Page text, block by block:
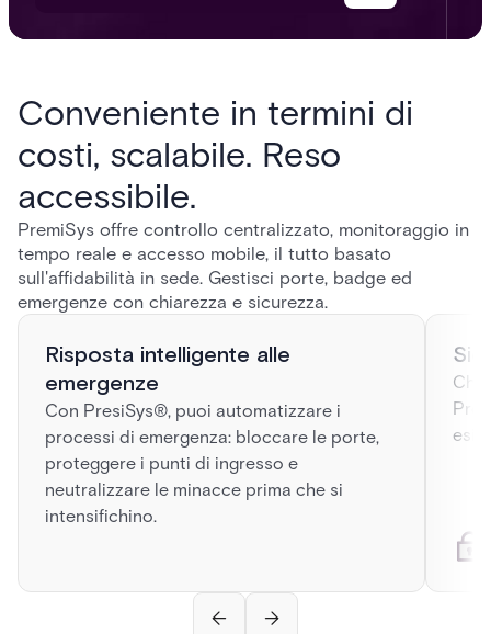
Conveniente in termini di
costi, scalabile. Reso
accessibile.
PremiSys offre controllo centralizzato, monitoraggio in
tempo reale e accesso mobile, il tutto basato
sull'affidabilità in sede. Gestisci porte, badge ed
emergenze con chiarezza e sicurezza.
Risposta intelligente alle
emergenze
Con PresiSys®, puoi automatizzare i
processi di emergenza: bloccare le porte,
proteggere i punti di ingresso e
neutralizzare le minacce prima che si
intensifichino.
Che